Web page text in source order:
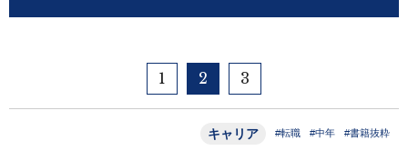
1 2 3
キャリア #転職 #中年 #書籍抜粋